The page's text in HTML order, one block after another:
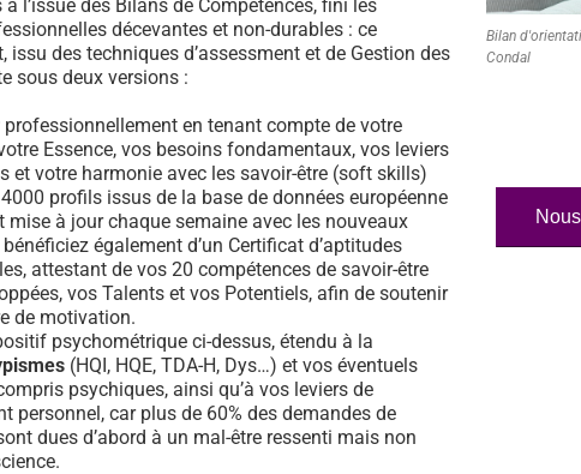
l’issue des Bilans de Compétences, fini les
décevantes et non-durables : ce
des techniques d’assessment et de Gestion des
sous deux versions :
professionnellement en tenant compte de votre
Essence, vos besoins fondamentaux, vos leviers
et votre harmonie avec les savoir-être (soft skills)
profils issus de la base de données européenne
mise à jour chaque semaine avec les nouveaux
également d’un Certificat d’aptitudes
attestant de vos 20 compétences de savoir-être
vos Talents et vos Potentiels, afin de soutenir
de motivation.
psychométrique ci-dessus, étendu à la
(HQI, HQE, TDA-H, Dys…) et vos éventuels
psychiques, ainsi qu’à vos leviers de
personnel, car plus de 60% des demandes de
dues d’abord à un mal-être ressenti mais non
Bilan
Condal